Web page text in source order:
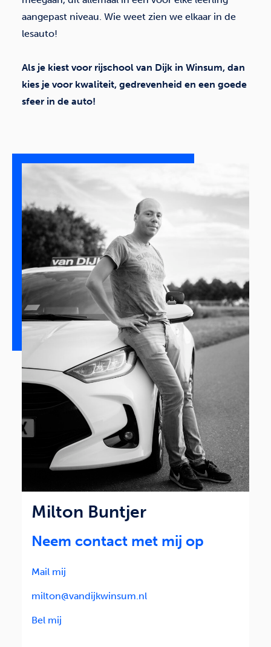
aangepast niveau. Wie weet zien we elkaar in de
lesauto!
Als je kiest voor rijschool van Dijk in Winsum, dan
kies je voor kwaliteit, gedrevenheid en een goede
sfeer in de auto!
Milton Buntjer
Neem contact met mij op
Mail mij
milton@vandijkwinsum.nl
Bel mij